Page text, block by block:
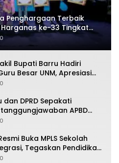
Penghargaan Terbaik
ke-33 Tingkat
0
Bupati Barru Hadiri
Besar UNM, Apresiasi
Hasan
0
dan DPRD Sepakati
APBD
Tata Kelola dan
0
Buka MPLS Sekolah
Tegaskan Pendidikan
Generasi
0